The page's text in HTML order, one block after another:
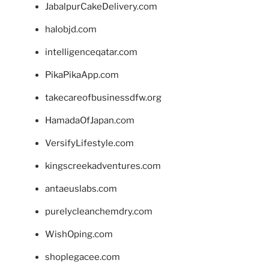
JabalpurCakeDelivery.com
halobjd.com
intelligenceqatar.com
PikaPikaApp.com
takecareofbusinessdfw.org
HamadaOfJapan.com
VersifyLifestyle.com
kingscreekadventures.com
antaeuslabs.com
purelycleanchemdry.com
WishOping.com
shoplegacee.com